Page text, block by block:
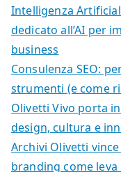
Intelligenza
dedicato all’AI per
business
Consulenza SEO:
strumenti (e come
Olivetti Vivo porta
design, cultura e
Archivi Olivetti
branding come